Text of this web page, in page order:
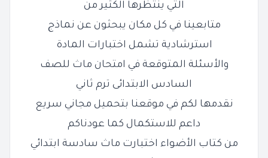
التي ينتظرها الكثير من
متابعينا في كل مكان يبحثون عن نماذج
استرشادية تشمل اختبارات المادة
والأسئلة المتوقعة في امتحان ماث للصف
السادس الابتدائى ترم ثاني
نقدمها لكم في موقعنا بتحميل مجاني سريع
داعم للاستكمال كما عودناكم
من كتاب الأضواء اختبارت ماث سادسة ابتدائي